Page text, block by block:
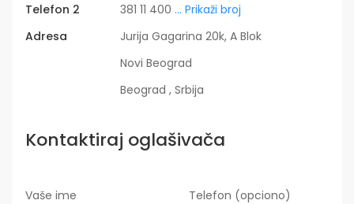
Telefon 2
381 11 400 ... Prikaži broj
Adresa
Jurija Gagarina 20k, A Blok
Novi Beograd
Beograd , Srbija
Kontaktiraj oglašivača
Vaše ime Telefon (opciono)